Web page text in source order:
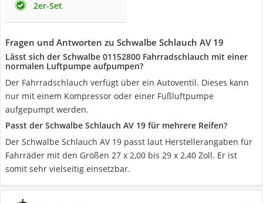
2er-Set
Fragen und Antworten zu Schwalbe Schlauch AV 19
Lässt sich der Schwalbe 01152800 Fahrradschlauch mit einer
normalen Luftpumpe aufpumpen?
Der Fahrradschlauch verfügt über ein Autoventil. Dieses kann
nur mit einem Kompressor oder einer Fußluftpumpe
aufgepumpt werden.
Passt der Schwalbe Schlauch AV 19 für mehrere Reifen?
Der Schwalbe Schlauch AV 19 passt laut Herstellerangaben für
Fahrräder mit den Größen 27 x 2,00 bis 29 x 2,40 Zoll. Er ist
somit sehr vielseitig einsetzbar.